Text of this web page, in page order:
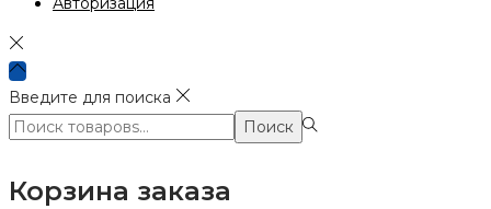
Введите для поиска
Поиск:>
Поиск
Корзина заказа